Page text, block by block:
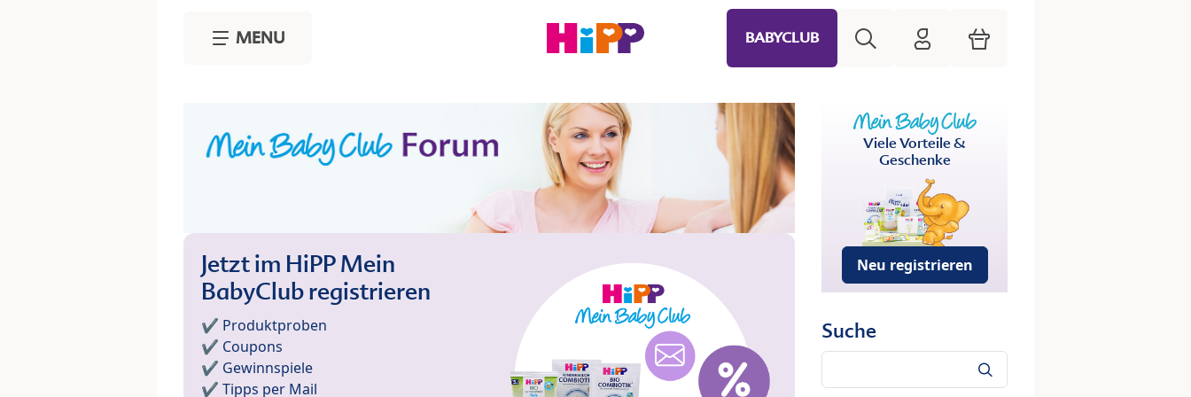
MENU BABYCLUB HiPP Mein Babyclub
Warenkorb
Jetzt im HiPP Mein
BabyClub registrieren
✔️ Produktproben
✔️ Coupons
✔️ Gewinnspiele
✔️ Tipps per Mail
Viele Vorteile &
Geschenke
Neu registrieren
Suche